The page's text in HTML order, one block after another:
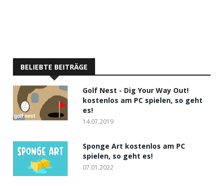
BELIEBTE BEITRÄGE
Golf Nest - Dig Your Way Out!
kostenlos am PC spielen, so geht
es!
14.07.2019
Sponge Art kostenlos am PC
spielen, so geht es!
07.01.2022